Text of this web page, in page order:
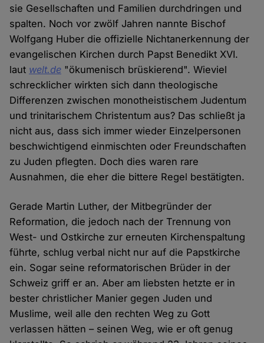
sie Gesellschaften und Familien durchdringen und
spalten. Noch vor zwölf Jahren nannte Bischof
Wolfgang Huber die offizielle Nichtanerkennung der
evangelischen Kirchen durch Papst Benedikt XVI.
laut welt.de "ökumenisch brüskierend". Wieviel
schrecklicher wirkten sich dann theologische
Differenzen zwischen monotheistischem Judentum
und trinitarischem Christentum aus? Das schließt ja
nicht aus, dass sich immer wieder Einzelpersonen
beschwichtigend einmischten oder Freundschaften
zu Juden pflegten. Doch dies waren rare
Ausnahmen, die eher die bittere Regel bestätigten.
Gerade Martin Luther, der Mitbegründer der
Reformation, die jedoch nach der Trennung von
West- und Ostkirche zur erneuten Kirchenspaltung
führte, schlug verbal nicht nur auf die Papstkirche
ein. Sogar seine reformatorischen Brüder in der
Schweiz griff er an. Aber am liebsten hetzte er in
bester christlicher Manier gegen Juden und
Muslime, weil alle den rechten Weg zu Gott
verlassen hätten – seinen Weg, wie er oft genug